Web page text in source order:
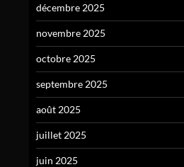
décembre 2025
novembre 2025
octobre 2025
septembre 2025
août 2025
juillet 2025
juin 2025